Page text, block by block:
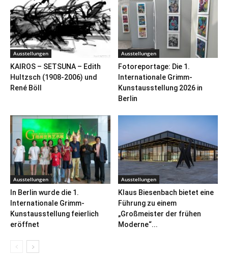
Ausstellungen
KAIROS – SETSUNA – Edith
Hultzsch (1908-2006) und
René Böll
Ausstellungen
Fotoreportage: Die 1.
Internationale Grimm-
Kunstausstellung 2026 in
Berlin
Ausstellungen
In Berlin wurde die 1.
Internationale Grimm-
Kunstausstellung feierlich
eröffnet
Ausstellungen
Klaus Biesenbach bietet eine
Führung zu einem
„Großmeister der frühen
Moderne“...